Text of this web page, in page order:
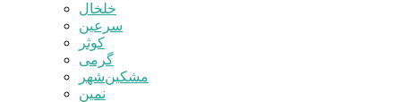
خلخال
سرعین
کوثر
گرمی
مشکین‌شهر
نمین